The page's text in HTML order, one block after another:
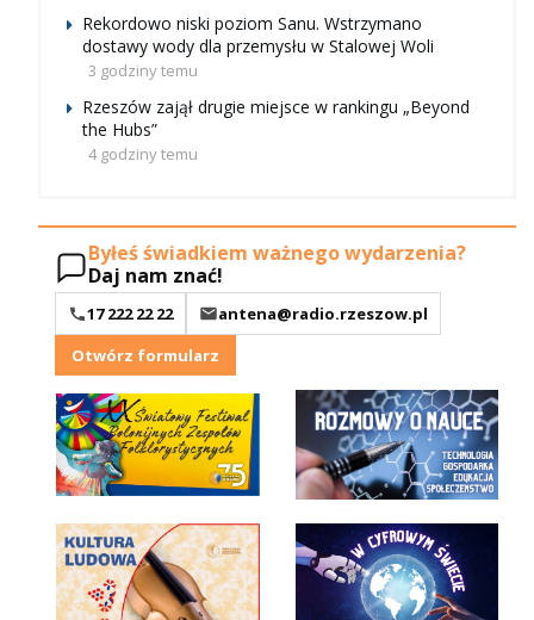
Rekordowo niski poziom Sanu. Wstrzymano
dostawy wody dla przemysłu w Stalowej Woli
3 godziny temu
Rzeszów zajął drugie miejsce w rankingu „Beyond
the Hubs”
4 godziny temu
Byłeś świadkiem ważnego wydarzenia?
Daj nam znać!
17 222 22 22
antena@radio.rzeszow.pl
Otwórz formularz